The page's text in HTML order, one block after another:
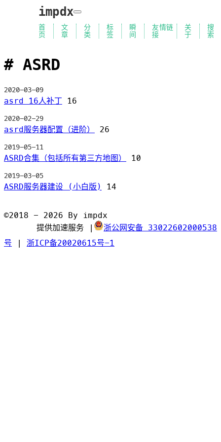
impdx
首
页
文
章
分
类
标
签
瞬
间
友情链
接
关
于
搜
索
ASRD
2020-03-09
asrd 16人补丁 16
2020-02-29
asrd服务器配置（进阶） 26
2019-05-11
ASRD合集（包括所有第三方地图） 10
2019-03-05
ASRD服务器建设 (小白版) 14
©2018 - 2026 By impdx
提供加速服务 |
浙公网安备 33022602000538
号 | 浙ICP备20020615号-1